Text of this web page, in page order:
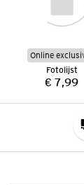
Online
Fotolijst
Prijs:
€ 7,99